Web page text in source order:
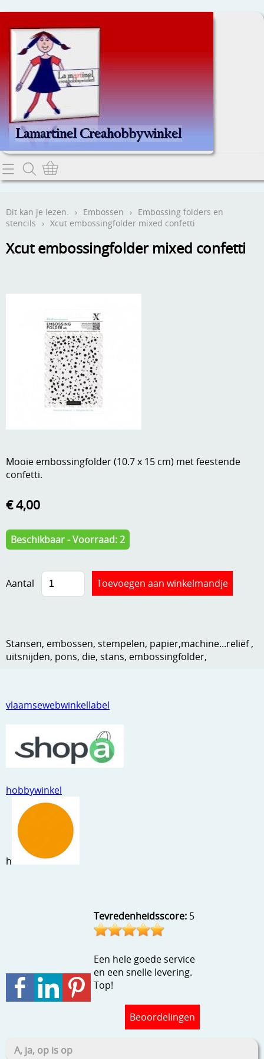
Home
Contact
Webwinkel
Andere
Boeken en magazines
Dies om te stansen
DVD-CD
Hechtingsmaterialen
Kneedmateriaal
Leuke versieringen
Netjes opbergen
Papier en karton
Ribbelaar
Speciaal papier
Stempels en zo
Template, mask, stencils, grids
Wat nog, een creatief kijkje
Verzend - en verpakkingsk
Mijn account
Anders creatief
vlaamsewebwinkellabel
hobbywinkel
h
Tevredenheidsscore: 5
Een hele goede service
en een snelle levering.
Top!
Beoordelingen
A, ja, op is op
Dit kan je lezen. › Embossen › Embossing folders en
stencils
› Xcut embossingfolder mixed confetti
Xcut embossingfolder mixed confetti
Mooie embossingfolder (10.7 x 15 cm) met feestende
confetti.
€ 4,00
Beschikbaar - Voorraad: 2
Aantal
Stansen, embossen, stempelen, papier,machine...reliëf ,
uitsnijden, pons, die, stans, embossingfolder,